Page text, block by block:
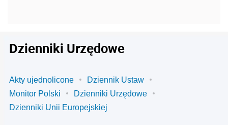
Dzienniki Urzędowe
Akty ujednolicone
Dziennik Ustaw
Monitor Polski
Dzienniki Urzędowe
Dzienniki Unii Europejskiej